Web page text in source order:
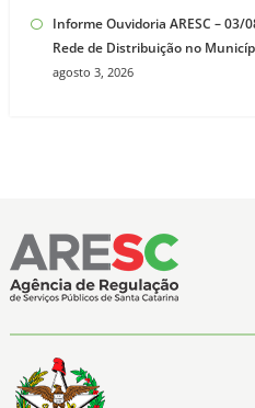
Informe Ouvidoria ARESC – 03/
Rede de Distribuição no
agosto 3, 2026